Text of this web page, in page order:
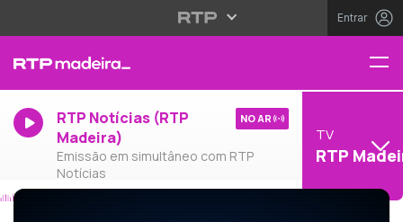
Entrar
RTP Notícias (RTP
Madeira)
Emissão em simultâneo com RTP
Notícias
NO AR
TV
RTP